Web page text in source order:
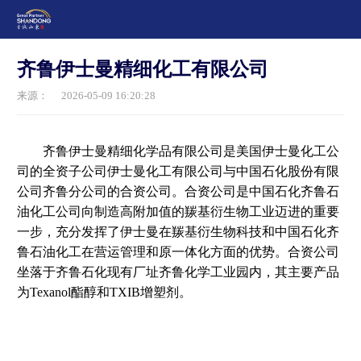
齐鲁伊士曼精细化工有限公司
来源： 2026-05-09 16:20:28
齐鲁伊士曼精细化学品有限公司是美国伊士曼化工公
司的全资子公司伊士曼化工有限公司与中国石化股份有限
公司齐鲁分公司的合资公司。合资公司是中国石化齐鲁石
油化工公司向制造高附加值的羰基衍生物工业迈进的重要
一步，充分发挥了伊士曼在羰基衍生物科技和中国石化齐
鲁石油化工在营运管理和原一体化方面的优势。合资公司
坐落于齐鲁石化现有厂址齐鲁化学工业园内，其主要产品
为Texanol酯醇和TXIB增塑剂。